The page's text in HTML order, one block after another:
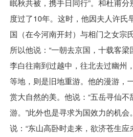
眠秋共被，携手日同行”。和杜甫
度过了10年。这时，他因夫人许氏
国（在今河南开封）与相门之女宗
所以他说：“一朝去京国，十载客梁
李白往南到过越中，往北去过幽州
等地，则是旧地重游。他的漫游，
赏大自然的美。他说：“五岳寻仙
游。”此外也是寻求为国效力的机
说：“东山高卧时走来，欲济苍生应